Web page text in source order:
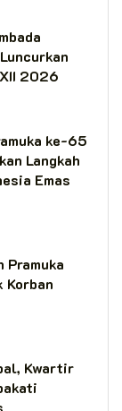
2026
ke-65
Langkah
Emas
Pramuka
Korban
Kwartir